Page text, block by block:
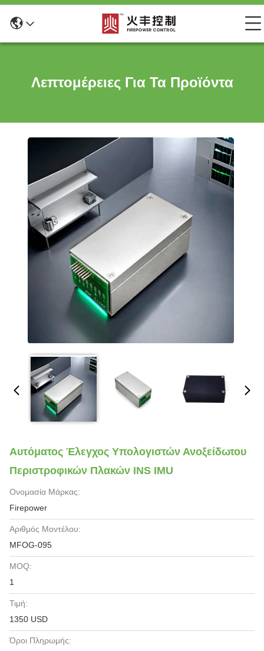
Λεπτομέρειες Για Τα Προϊόντα
Αυτόματος Έλεγχος Υπολογιστών Ανοξείδωτου
Περιστροφικών Πλακών INS IMU
Ονομασία Μάρκας:
Firepower
Αριθμός Μοντέλου:
MFOG-095
MOQ:
1
Τιμή:
1350 USD
Όροι Πληρωμής: